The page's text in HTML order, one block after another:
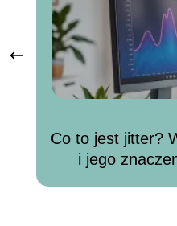
Co to jest jitter?
i jego